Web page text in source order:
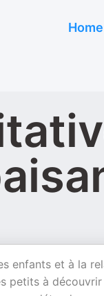
Home
enfants et à la
petits à